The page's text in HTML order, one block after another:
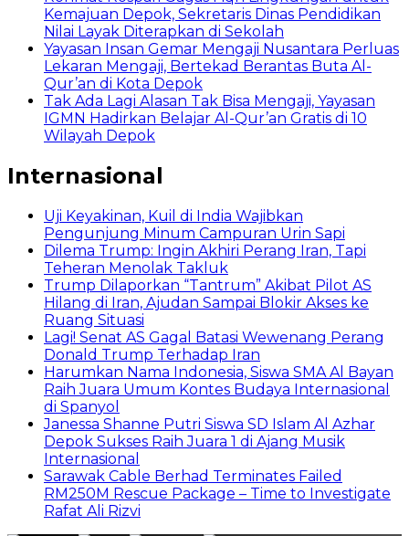
Kemajuan Depok, Sekretaris Dinas Pendidikan
Nilai Layak Diterapkan di Sekolah
Yayasan Insan Gemar Mengaji Nusantara Perluas
Lekaran Mengaji, Bertekad Berantas Buta Al-
Qur’an di Kota Depok
Tak Ada Lagi Alasan Tak Bisa Mengaji, Yayasan
IGMN Hadirkan Belajar Al-Qur’an Gratis di 10
Wilayah Depok
Internasional
Uji Keyakinan, Kuil di India Wajibkan
Pengunjung Minum Campuran Urin Sapi
Dilema Trump: Ingin Akhiri Perang Iran, Tapi
Teheran Menolak Takluk
Trump Dilaporkan “Tantrum” Akibat Pilot AS
Hilang di Iran, Ajudan Sampai Blokir Akses ke
Ruang Situasi
Lagi! Senat AS Gagal Batasi Wewenang Perang
Donald Trump Terhadap Iran
Harumkan Nama Indonesia, Siswa SMA Al Bayan
Raih Juara Umum Kontes Budaya Internasional
di Spanyol
Janessa Shanne Putri Siswa SD Islam Al Azhar
Depok Sukses Raih Juara 1 di Ajang Musik
Internasional
Sarawak Cable Berhad Terminates Failed
RM250M Rescue Package – Time to Investigate
Rafat Ali Rizvi